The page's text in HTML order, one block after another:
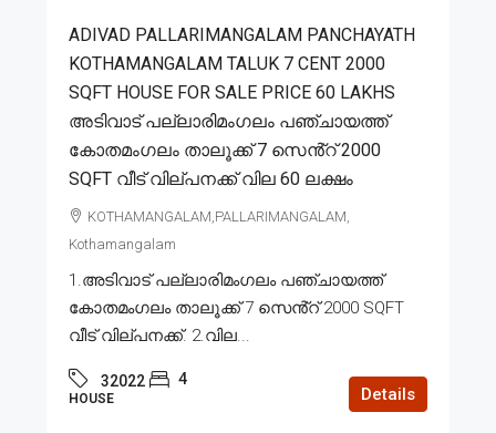
ADIVAD PALLARIMANGALAM PANCHAYATH
KOTHAMANGALAM TALUK 7 CENT 2000
SQFT HOUSE FOR SALE PRICE 60 LAKHS
അടിവാട് പല്ലാരിമംഗലം പഞ്ചായത്ത്
കോതമംഗലം താലൂക്ക് 7 സെൻ്റ് 2000
SQFT വീട് വില്പനക്ക് വില 60 ലക്ഷം
KOTHAMANGALAM,PALLARIMANGALAM,
Kothamangalam
1.അടിവാട് പല്ലാരിമംഗലം പഞ്ചായത്ത്
കോതമംഗലം താലൂക്ക് 7 സെൻ്റ് 2000 SQFT
വീട് വില്പനക്ക്. 2.വില...
32022 4
HOUSE Details